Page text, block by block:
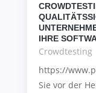
IHRE
Crowdtesting
https://
Sie vor der